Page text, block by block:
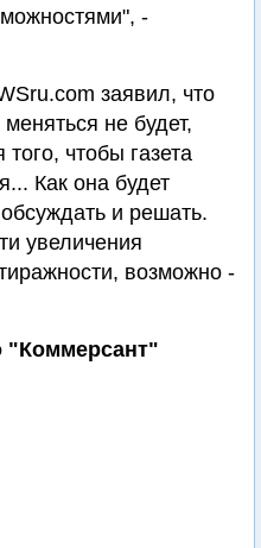
-
заявил, что
не будет,
чтобы газета
Как она будет
и решать.
увеличения
возможно -